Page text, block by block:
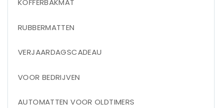
KOFFERBAKMAT
RUBBERMATTEN
VERJAARDAGSCADEAU
VOOR BEDRIJVEN
AUTOMATTEN VOOR OLDTIMERS